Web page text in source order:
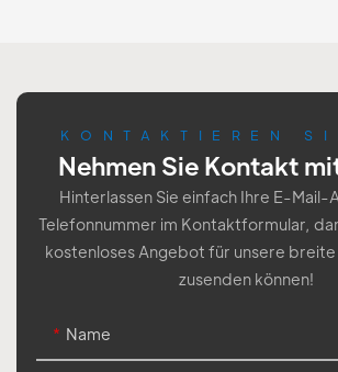
KONTAKTIEREN
Nehmen Sie Kontakt
Hinterlassen Sie einfach Ihre E-Mail-
Telefonnummer im Kontaktformular,
kostenloses Angebot für unsere
zusenden können!
Name